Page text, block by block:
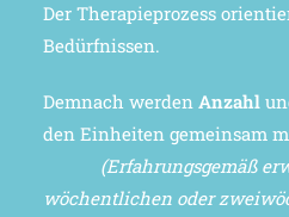
Der Therapieprozess
Bedürfnissen.
Demnach werden Anzahl
den Einheiten
(Erfahrungsgemäß
wöchentlichen oder